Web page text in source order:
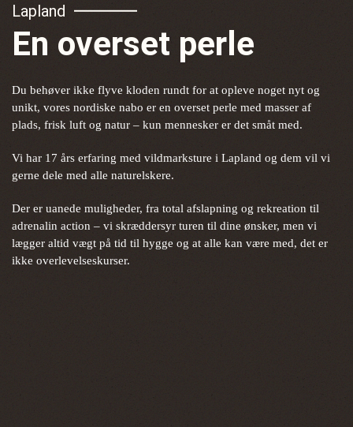
Lapland
En overset perle
Du behøver ikke flyve kloden rundt for at opleve noget nyt og
unikt, vores nordiske nabo er en overset perle med masser af
plads, frisk luft og natur – kun mennesker er det småt med.
Vi har 17 års erfaring med vildmarksture i Lapland og dem vil vi
gerne dele med alle naturelskere.
Der er uanede muligheder, fra total afslapning og rekreation til
adrenalin action – vi skræddersyr turen til dine ønsker, men vi
lægger altid vægt på tid til hygge og at alle kan være med, det er
ikke overlevelseskurser.